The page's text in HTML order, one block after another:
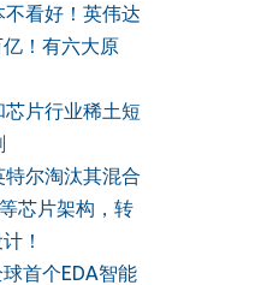
看好！英伟达
！有六大原
片行业稀土短
尔淘汰其混合
芯片架构，转
！
首个EDA智能